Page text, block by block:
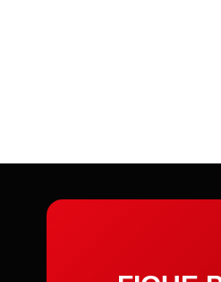
Elástico
Elástico de cabelo